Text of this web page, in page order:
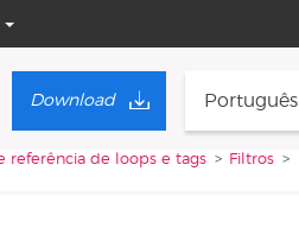
Português
Download
referência de loops e tags
Filtros